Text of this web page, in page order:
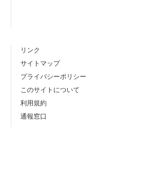
リンク
サイトマップ
プライバシーポリシー
このサイトについて
利用規約
通報窓口